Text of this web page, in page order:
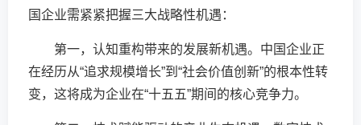
国企业需紧紧把握三大战略性机遇：
第一，认知重构带来的发展新机遇。中国企业正
在经历从“追求规模增长”到“社会价值创新”的根本性转
变，这将成为企业在“十五五”期间的核心竞争力。